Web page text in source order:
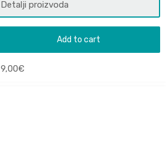
Detalji proizvoda
Add to cart
9,00€